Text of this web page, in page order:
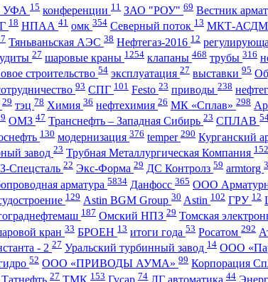
УФА 15 конференции 11 ЗАО "РОУ" 69 Вестник
18 НПАА 41 омк 354 Северный поток 13 МКТ-АСДМ
Тяньваньская АЭС 38 Нефтегаз-2016 12
27 шаровые краны 1254 клапаны 468 трубы 316
строительство 54 эксплуатация 27 выставки 95
93 СПГ 101 Festo 23 приводы 238
29 тэц 78 Химия 36 нефтехимия 26 МК «Сплав» 298
ОМЗ 47 Транснефть – Западная Сибирь 23 СПЛАВ
130 модернизация 376 temper 290 Курганский
завод 23 Трубная Металлургическая Компания 152
Спецсталь 22 Экс-Форма 29 ДС Контролз 59 armtorg
арматура 5834 Данфосс 365 ООО
129 Astin BGM Group 30 Astin 102 ГРУ 12
187 Омский НПЗ 29 Томская
кран 33 БРОЕН 13 итоги года 53 Росатом 292
- 2 27 Уральский турбинный завод 14 ООО
52 ООО «ПРИВОДЫ АУМА» 99 Корпорация
Татнефть 27 ТМК 153 Гусар 74 ЛГ автоматика 44